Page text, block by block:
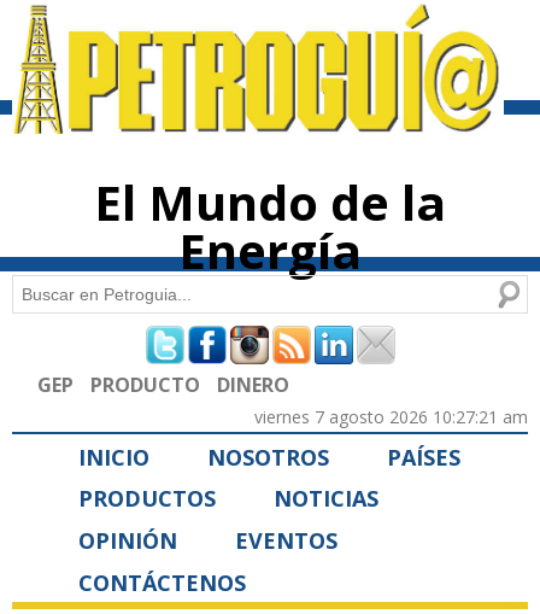
contenido
El Mundo de la
Energía
Formulario de búsqueda
Buscar
GEP PRODUCTO DINERO
viernes 7 agosto 2026 10:27:21 am
INICIO NOSOTROS
PAÍSES
PRODUCTOS
NOTICIAS
OPINIÓN
EVENTOS
CONTÁCTENOS